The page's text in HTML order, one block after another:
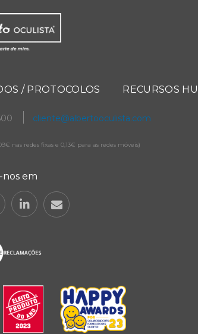
/ PROTOCOLOS RECURSOS
cliente@albertooculista.com
nas redes fixas e 0,13€ para as redes móveis)
nos em